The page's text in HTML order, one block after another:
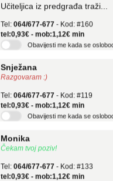
064/677-677
- Kod: #160
tel:0,93€ - mob:1,12€ min
Obavijesti me kada se oslobodi
Razgovaram :)
064/677-677
tel:0,93€ - mob:1,12€ min
Obavijesti me kada se oslobodi
Čekam tvoj poziv!
064/677-677
tel:0,93€ - mob:1,12€ min